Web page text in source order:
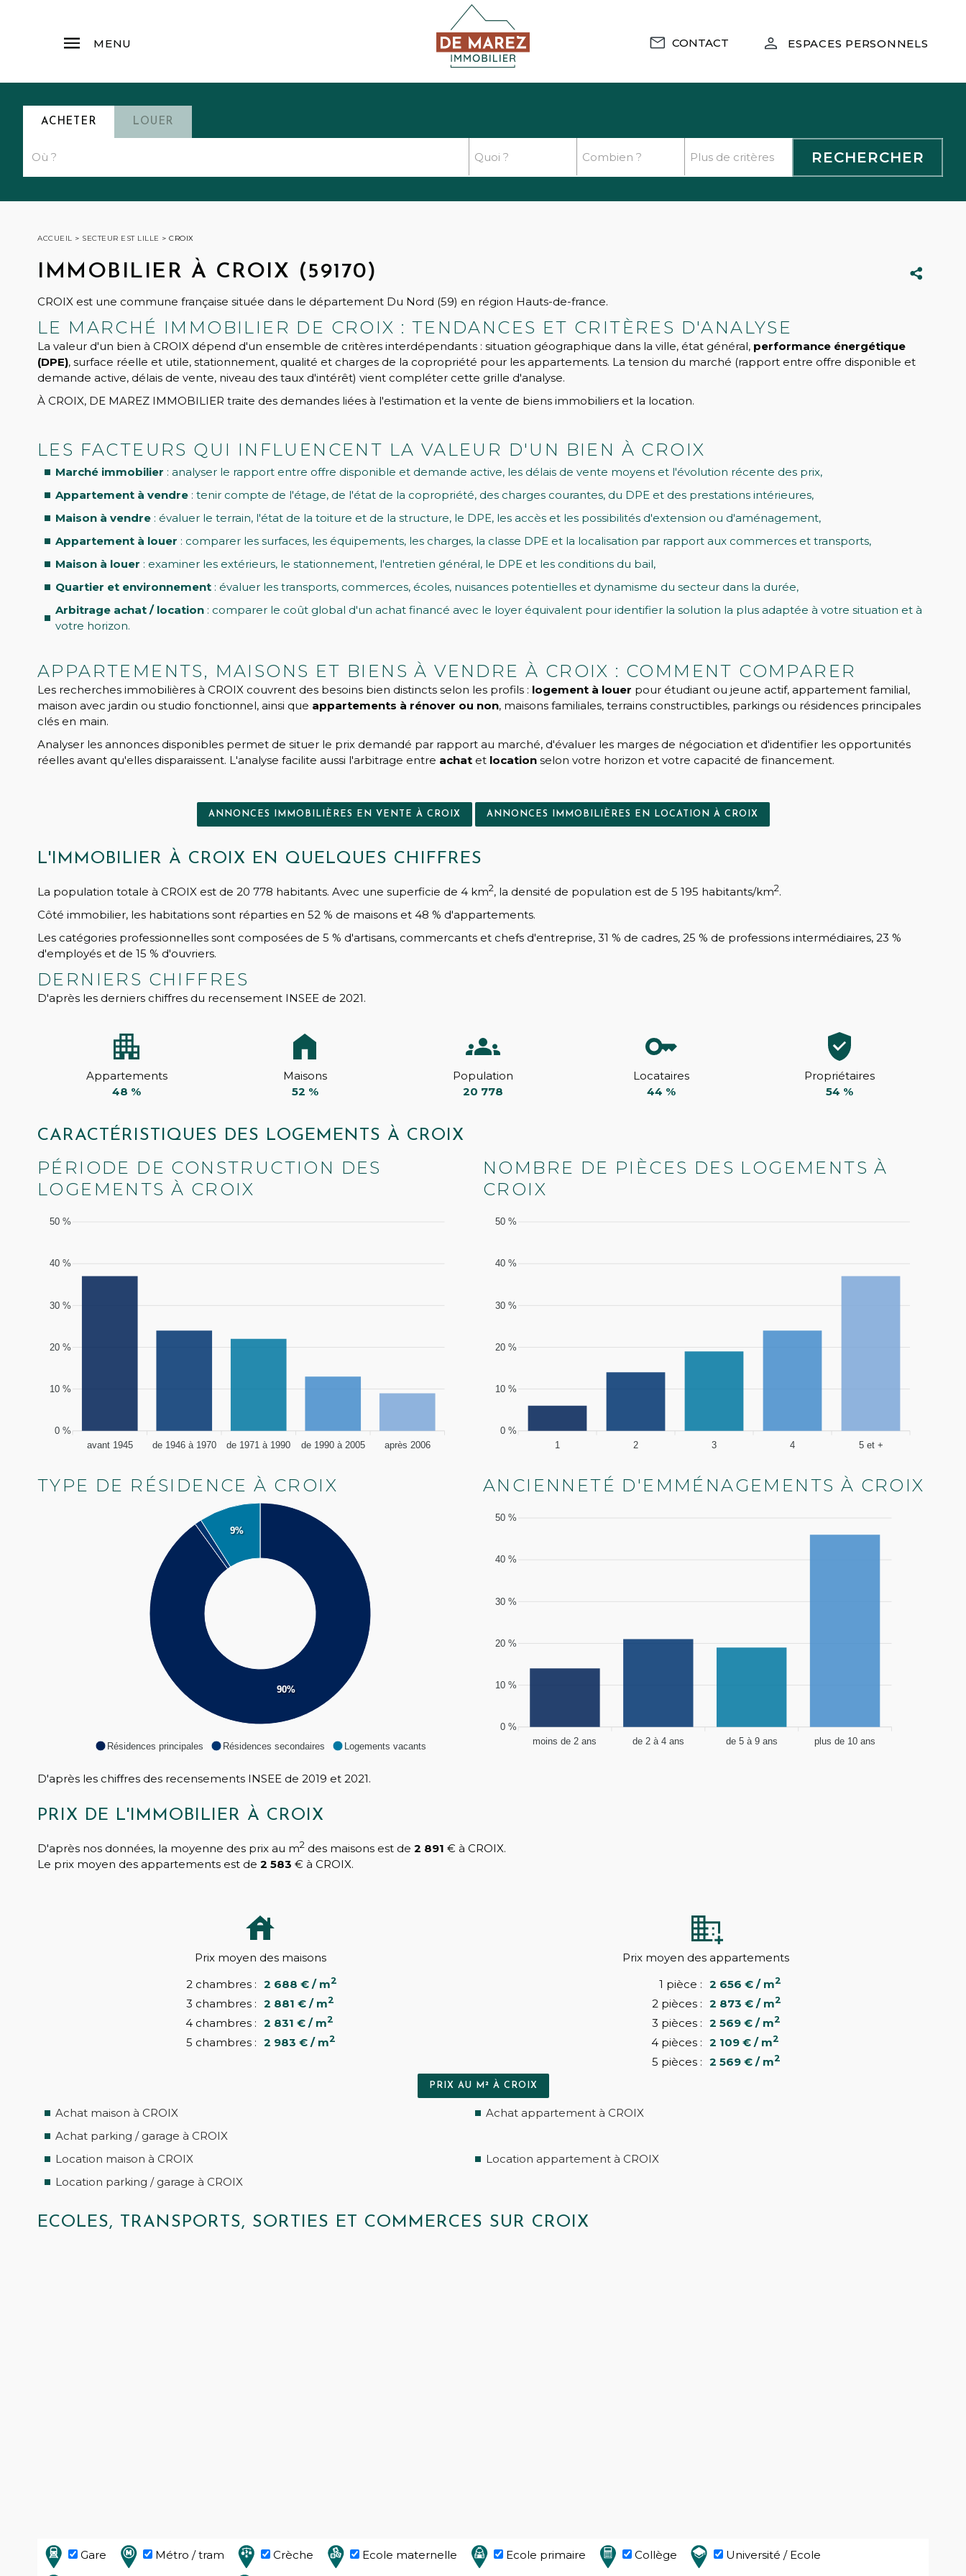
CONTACT ESPACES PERSONNELS
MENU
ACHETER LOUER
ACCUEIL > SECTEUR EST LILLE > CROIX
IMMOBILIER À CROIX (59170)
CROIX est une commune française située dans le département Du Nord (59) en région Hauts-de-france.
LE MARCHÉ IMMOBILIER DE CROIX : TENDANCES ET CRITÈRES D'ANALYSE
La valeur d'un bien à CROIX dépend d'un ensemble de critères interdépendants : situation géographique dans la ville, état général, performance énergétique
(DPE), surface réelle et utile, stationnement, qualité et charges de la copropriété pour les appartements. La tension du marché (rapport entre offre disponible et
demande active, délais de vente, niveau des taux d'intérêt) vient compléter cette grille d'analyse.
À CROIX, DE MAREZ IMMOBILIER traite des demandes liées à l'estimation et la vente de biens immobiliers et la location.
LES FACTEURS QUI INFLUENCENT LA VALEUR D'UN BIEN À CROIX
Marché immobilier : analyser le rapport entre offre disponible et demande active, les délais de vente moyens et l'évolution récente des prix,
Appartement à vendre : tenir compte de l'étage, de l'état de la copropriété, des charges courantes, du DPE et des prestations intérieures,
Maison à vendre : évaluer le terrain, l'état de la toiture et de la structure, le DPE, les accès et les possibilités d'extension ou d'aménagement,
Appartement à louer : comparer les surfaces, les équipements, les charges, la classe DPE et la localisation par rapport aux commerces et transports,
Maison à louer : examiner les extérieurs, le stationnement, l'entretien général, le DPE et les conditions du bail,
Quartier et environnement : évaluer les transports, commerces, écoles, nuisances potentielles et dynamisme du secteur dans la durée,
Arbitrage achat / location : comparer le coût global d'un achat financé avec le loyer équivalent pour identifier la solution la plus adaptée à votre situation et à
votre horizon.
APPARTEMENTS, MAISONS ET BIENS À VENDRE À CROIX : COMMENT COMPARER
Les recherches immobilières à CROIX couvrent des besoins bien distincts selon les profils : logement à louer pour étudiant ou jeune actif, appartement familial,
maison avec jardin ou studio fonctionnel, ainsi que appartements à rénover ou non, maisons familiales, terrains constructibles, parkings ou résidences principales
clés en main.
Analyser les annonces disponibles permet de situer le prix demandé par rapport au marché, d'évaluer les marges de négociation et d'identifier les opportunités
réelles avant qu'elles disparaissent. L'analyse facilite aussi l'arbitrage entre achat et location selon votre horizon et votre capacité de financement.
ANNONCES IMMOBILIÈRES EN VENTE À CROIX ANNONCES IMMOBILIÈRES EN LOCATION À CROIX
L'IMMOBILIER À CROIX EN QUELQUES CHIFFRES
La population totale à CROIX est de 20 778 habitants. Avec une superficie de 4 km2, la densité de population est de 5 195 habitants/km2.
Côté immobilier, les habitations sont réparties en 52 % de maisons et 48 % d'appartements.
Les catégories professionnelles sont composées de 5 % d'artisans, commercants et chefs d'entreprise, 31 % de cadres, 25 % de professions intermédiaires, 23 %
d'employés et de 15 % d'ouvriers.
DERNIERS CHIFFRES
D'après les derniers chiffres du recensement INSEE de 2021.
Appartements
48 %
Maisons
52 %
Population
20 778
Locataires
44 %
Propriétaires
54 %
CARACTÉRISTIQUES DES LOGEMENTS À CROIX
PÉRIODE DE CONSTRUCTION DES
LOGEMENTS À CROIX
50 %
40 %
30 %
20 %
10 %
0 %
avant 1945
de 1946 à 1970 de 1971 à 1990 de 1990 à 2005 après 2006
NOMBRE DE PIÈCES DES LOGEMENTS À
CROIX
50 %
40 %
30 %
20 %
10 %
0 %
1
2 3 4 5 et +
TYPE DE RÉSIDENCE À CROIX
90%
9%
Résidences principales Résidences secondaires Logements vacants
ANCIENNETÉ D'EMMÉNAGEMENTS À CROIX
50 %
40 %
30 %
20 %
10 %
0 %
moins de 2 ans
de 2 à 4 ans de 5 à 9 ans plus de 10 ans
D'après les chiffres des recensements INSEE de 2019 et 2021.
PRIX DE L'IMMOBILIER À CROIX
D'après nos données, la moyenne des prix au m2 des maisons est de 2 891 € à CROIX.
Le prix moyen des appartements est de 2 583 € à CROIX.
Prix moyen des maisons
2 chambres : 2 688 € / m2
3 chambres : 2 881 € / m2
4 chambres : 2 831 € / m2
5 chambres : 2 983 € / m2
Prix moyen des appartements
1 pièce : 2 656 € / m2
2 pièces : 2 873 € / m2
3 pièces : 2 569 € / m2
4 pièces : 2 109 € / m2
5 pièces : 2 569 € / m2
PRIX AU M² À CROIX
Achat maison à CROIX
Achat appartement à CROIX
Achat parking / garage à CROIX
Location maison à CROIX
Location appartement à CROIX
Location parking / garage à CROIX
ECOLES, TRANSPORTS, SORTIES ET COMMERCES SUR CROIX
Gare Métro / tram Crèche Ecole maternelle Ecole primaire Collège Université / Ecole